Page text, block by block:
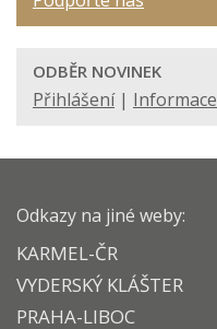
ODBĚR NOVINEK
Přihlášení| Informace
Odkazy na jiné weby:
KARMEL-ČR
VYDERSKÝ KLÁŠTER
PRAHA-LIBOC